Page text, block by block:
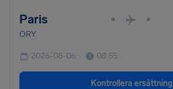
Paris • •
ORY
2026-08-06 08:55
Kontrollera ersättning